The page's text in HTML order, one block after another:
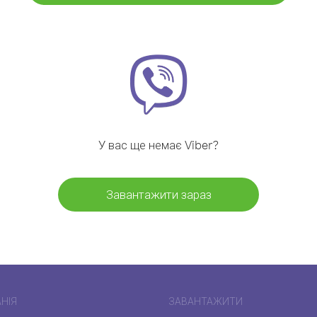
У вас ще немає Viber?
Завантажити зараз
ЗАВАНТАЖИТИ